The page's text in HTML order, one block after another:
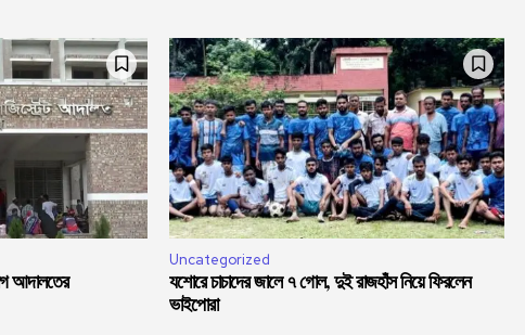
আদালতের
Uncategorized
যশোরে চাচাদের জালে ৭ গোল, দুই রাজহাঁস নিয়ে ফিরলেন
ভাইপোরা